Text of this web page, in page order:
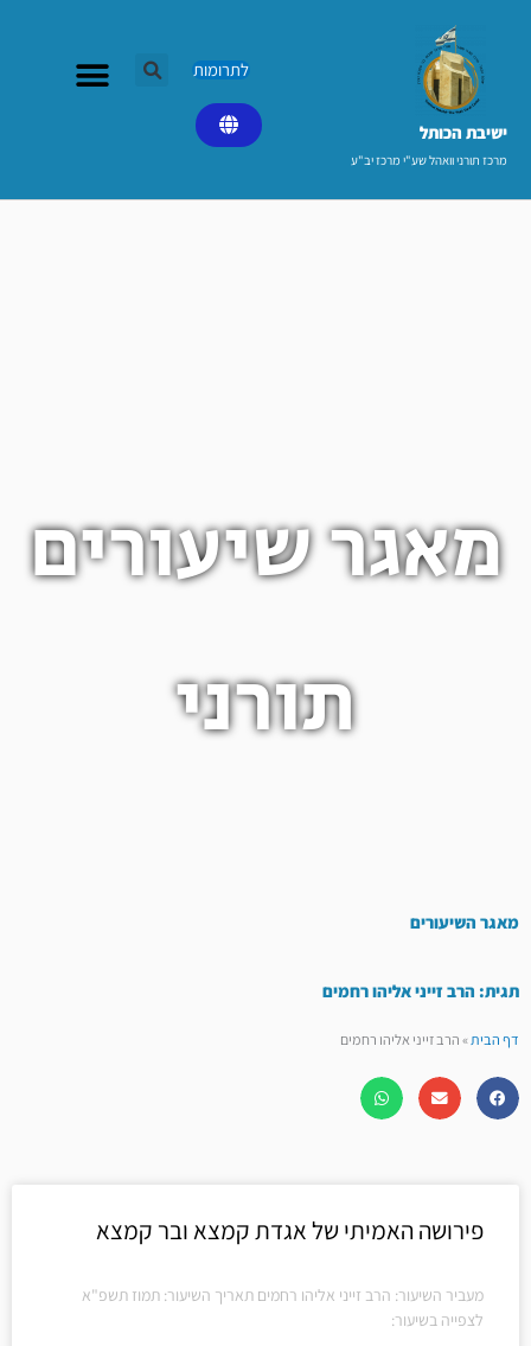
ישיבת הכותל​
מרכז תורני וואהל שע"י מרכז יב"ע
לתרומות
מאגר שיעורים
תורני
מאגר השיעורים
תגית: הרב זייני אליהו רחמים
דף הבית»הרב זייני אליהו רחמים
פירושה האמיתי של אגדת קמצא ובר קמצא
מעביר השיעור: הרב זייני אליהו רחמים תאריך השיעור: תמוז תשפ"א
לצפייה בשיעור: